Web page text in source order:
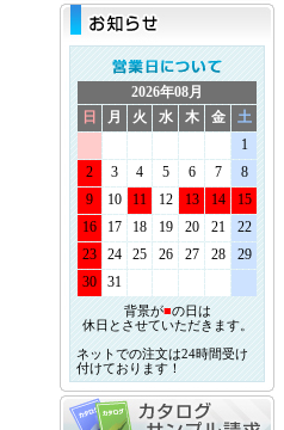
2026年08月
日
月 火 水 木 金
土
1
2
3 4 5 6 7
8
9
10 11 12 13 14
15
16
17 18 19 20 21
22
23
24 25 26 27 28
29
30
31
背景が■の日は
休日とさせていただきます。
ネットでの注文は24時間受け
付けております！